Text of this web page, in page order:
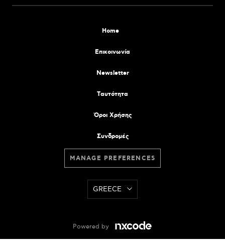
Home
Επικοινωνία
Newsletter
Tαυτότητα
Όροι Χρήσης
Συνδρομές
MANAGE PREFERENCES
GREECE
Powered by